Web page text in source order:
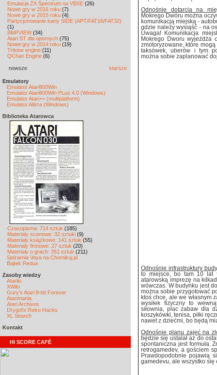
Emulacja ZX Spectrum na VBXE (26)
Nowe gry w 2016 roku (7)
Nowe gry w 2015 roku (4)
Partycjonowanie karty SIDE (APT/FAT16/FAT32)
(1)
BMPVIEW(34)
Atari ST dla opornych (75)
Nowe gry w 2014 roku (19)
Tritone engine (11)
QChan Engine (6)
nowsze starsze
Emulatory
Emulator Atari800Win
Emulator Atari800Win PLus 4.0 (Windows)
Emulator Atari++ (multiplatform)
Emulator Altirra (Windows)
Biblioteka Atarowca
Czasopisma: 714 sztuk (185)
Materiały scenowe: 32 sztuki (9)
Materiały książkowe: 141 sztuk (55)
Materiały firmowe: 27 sztuk (20)
Materiały o grach: 351 sztuk (211)
Spiżarnia Voya na Chomikuj.pl
Bajtek Redux
Zasoby wiedzy
Atariki
XWiki
Gury's Atari 8-bit Forever
Atarimania
Atari Archives
Drygol's Retro Hacks
XL Search
Kontakt
HI SCORE CAFÉ
Odnośnie dotarcia na
Mokrego Dwóru można
komunikacją miejską -
gdzie należy wysiąść - na
Uwaga! Komunikacja
Mokrego Dworu wyjeżdża
zmotoryzowane, które
taksówek, uberów i tym
można sobie zaplanować
Odnośnie infrastruktury
to miejsce, bo tam 10 lat
atarowską imprezę na
wówczas. W budynku jest
można sobie przygotować
ktoś chce, ale we własnym
wysiłek fizyczny to
siłownia, plac zabaw dla
koszykówki, tenisa, piłki
nawet z dziećmi, bo będą
Odnośnie planu zajęć na
będzie się ustalał aż do
spontaniczna jest formuła.
retrogamedev, a gościem
Prawdopodobnie pojawią
gamedevu, ale wszystko się